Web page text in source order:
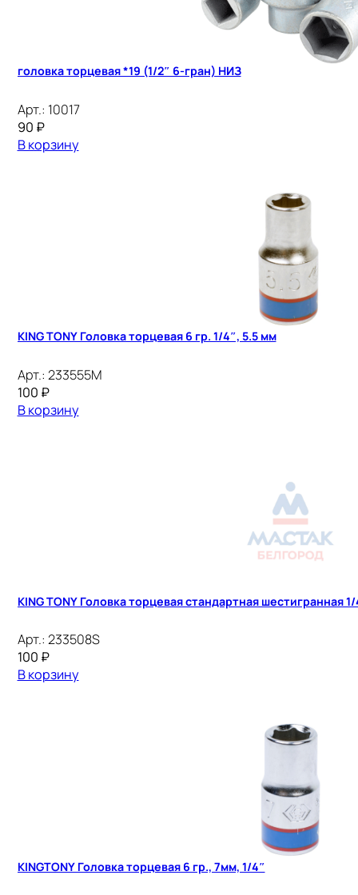
головка торцевая *19 (1/2″ 6-гран) НИЗ
Арт.: 10017
90 ₽
В корзину
KING TONY Головка торцевая 6 гр. 1/4″, 5.5 мм
Арт.: 233555M
100 ₽
В корзину
KING TONY Головка торцевая стандартная шестигранная
Арт.: 233508S
100 ₽
В корзину
KINGTONY Головка торцевая 6 гр., 7мм, 1/4″